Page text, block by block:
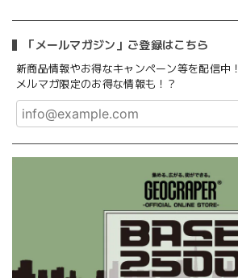
「メールマガジン」ご登録はこちら
新商品情報やお得なキャンペーン等を配信中！
メルマガ限定のお得な情報も！？